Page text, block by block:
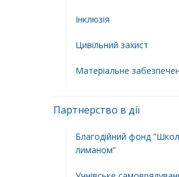
Інклюзія
Цивільний захист
Матеріальне
Партнерство в дії
Благодійний фонд
лиманом”